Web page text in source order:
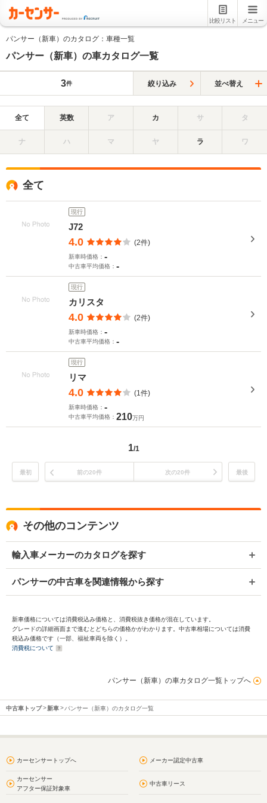
比較リスト メニュー
パンサー（新車）のカタログ：車種一覧
パンサー（新車）の車カタログ一覧
3件 絞り込み 並べ替え
全て 英数 ア カ サ タ
ナ ハ マ ヤ ラ ワ
全て
現行
J72
4.0 (2件)
新車時価格： -
中古車平均価格： -
現行
カリスタ
4.0 (2件)
新車時価格： -
中古車平均価格： -
現行
リマ
4.0 (1件)
新車時価格： -
中古車平均価格： 210万円
1/1
最初 前の20件 次の20件 最後
その他のコンテンツ
輸入車メーカーのカタログを探す
パンサーの中古車を関連情報から探す
新車価格については消費税込み価格と、消費税抜き価格が混在しています。
グレードの詳細画面まで進むとどちらの価格かがわかります。中古車相場については消費
税込み価格です（一部、福祉車両を除く）。
消費税について
パンサー（新車）の車カタログ一覧トップへ
中古車トップ 新車 パンサー（新車）のカタログ一覧
カーセンサートップへ メーカー認定中古車
カーセンサー
アフター保証対象車
中古車リース